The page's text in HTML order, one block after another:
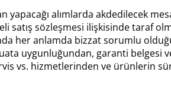
alımlarda akdedilecek
sözleşmesi ilişkisinde taraf
her anlamda bizzat sorumlu
uygunluğundan, garanti belgesi
vs. hizmetlerinden ve ürünlerin